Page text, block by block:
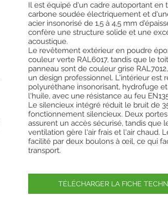
Il est équipé d'un cadre autoportant en
carbone soudée électriquement et
acier insonorisé de 1,5 à 4,5 mm
confère une structure solide et une
acoustique.
Le revêtement extérieur en poudre
couleur verte RAL6017, tandis que le
panneau sont de couleur grise
un design professionnel. L'intérieur est
polyuréthane insonorisant, hydrofuge
l'huile, avec une résistance au feu
Le silencieux intégré réduit le bruit de
fonctionnement silencieux. Deux
assurent un accès sécurisé, tandis que
ventilation gère l'air frais et l'air chaud.
facilité par deux boulons à œil, ce qui
transport.
TÉLÉCHARGER LA FICHE